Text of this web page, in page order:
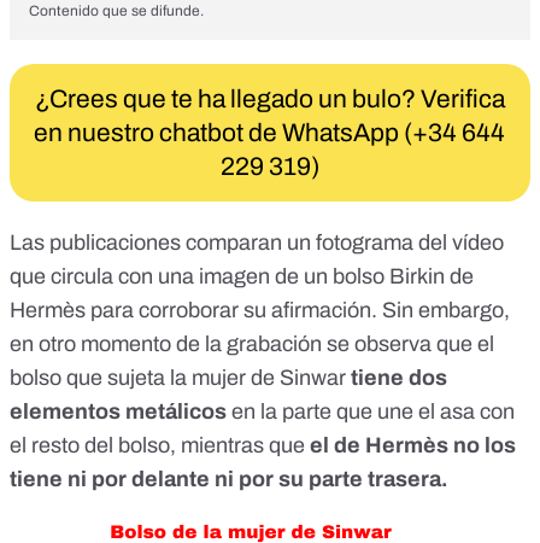
Contenido que se difunde.
¿Crees que te ha llegado un bulo? Verifica
en nuestro chatbot de WhatsApp (+34 644
229 319)
Las publicaciones comparan un fotograma del vídeo
que circula con una imagen de un bolso Birkin de
Hermès para corroborar su afirmación. Sin embargo,
en otro momento de la grabación se observa que el
bolso que sujeta la mujer de Sinwar tiene dos
elementos metálicos en la parte que une el asa con
el resto del bolso, mientras que el de Hermès no los
tiene ni por delante ni por su parte trasera.